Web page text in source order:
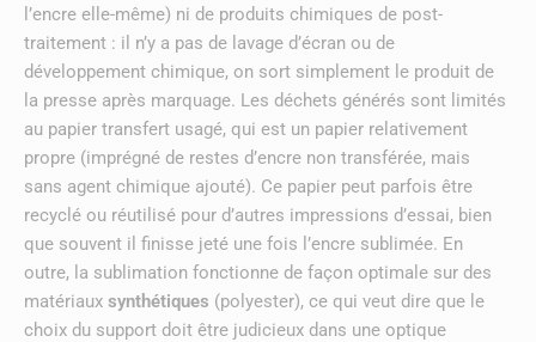
l’encre elle-même) ni de produits chimiques de post-
traitement : il n’y a pas de lavage d’écran ou de
développement chimique, on sort simplement le produit de
la presse après marquage. Les déchets générés sont limités
au papier transfert usagé, qui est un papier relativement
propre (imprégné de restes d’encre non transférée, mais
sans agent chimique ajouté). Ce papier peut parfois être
recyclé ou réutilisé pour d’autres impressions d’essai, bien
que souvent il finisse jeté une fois l’encre sublimée. En
outre, la sublimation fonctionne de façon optimale sur des
matériaux synthétiques (polyester), ce qui veut dire que le
choix du support doit être judicieux dans une optique